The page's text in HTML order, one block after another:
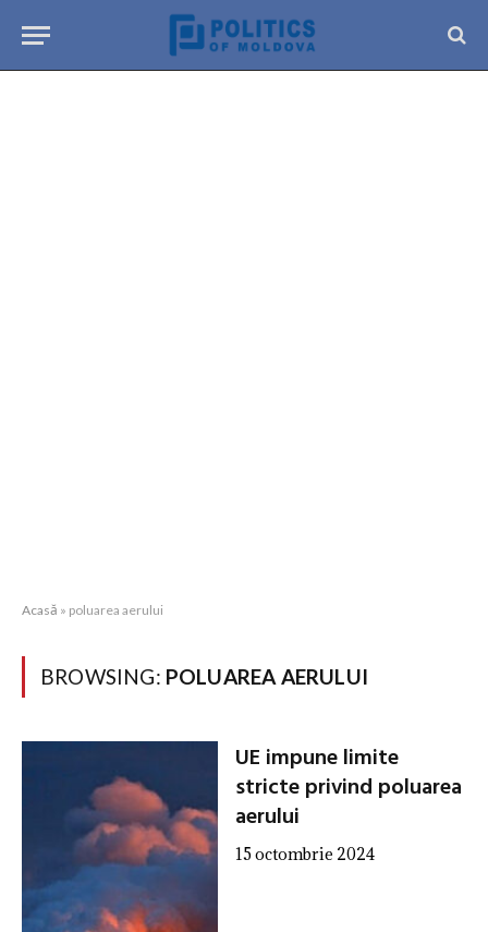
Acasă » poluarea aerului
BROWSING: POLUAREA AERULUI
UE impune limite
stricte privind poluarea
aerului
15 octombrie 2024